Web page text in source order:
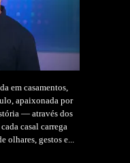
em casamentos,
apaixonada por
— através dos
casal carrega
olhares, gestos e...